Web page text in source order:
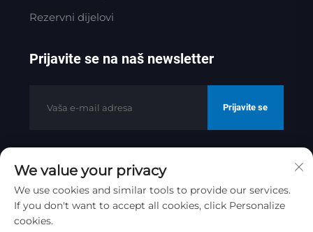
Rezervni dijelovi
Prijavite se na naš newsletter
Prijavite se
Autorska prava © 2025. Jinan Golden
Bridge Precision Machinery Co.ltd
Politika privatnosti
We value your privacy
We use cookies and similar tools to provide our services.
If you don't want to accept all cookies, click Personalize
cookies.